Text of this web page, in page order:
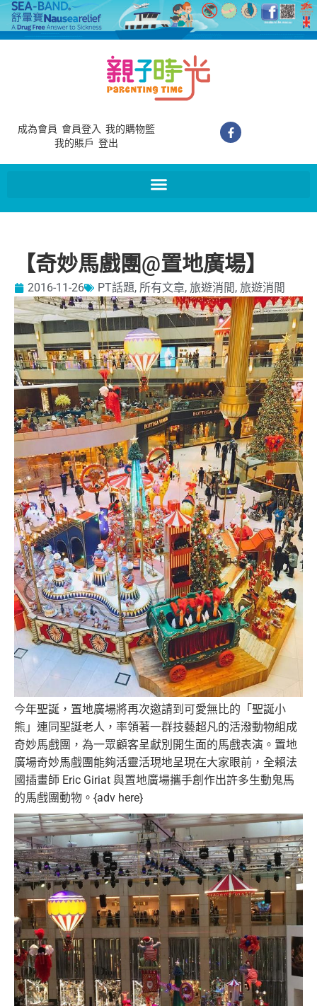
成為會員 會員登入 我的購物籃
我的賬戶 登出
【奇妙馬戲團@置地廣場】
2016-11-26 PT話題, 所有文章, 旅遊消閒, 旅遊消閒
今年聖誕，置地廣場將再次邀請到可愛無比的「聖誕小
熊」連同聖誕老人，率領著一群技藝超凡的活潑動物組成
奇妙馬戲團，為一眾顧客呈獻別開生面的馬戲表演。置地
廣場奇妙馬戲團能夠活靈活現地呈現在大家眼前，全賴法
國插畫師 Eric Giriat 與置地廣場攜手創作出許多生動鬼馬
的馬戲團動物。{adv here}